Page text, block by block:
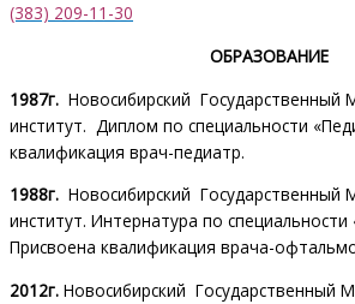
(383) 209-11-30
ОБРАЗОВАНИЕ
1987г. Новосибирский Государственный
институт. Диплом по специальности
квалификация врач-педиатр.
1988г. Новосибирский Государственный
институт. Интернатура по
Присвоена квалификация врача-
2012г. Новосибирский Государственный